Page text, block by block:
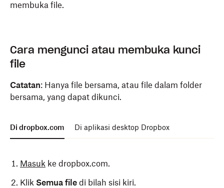
membuka file.
Cara mengunci atau membuka kunci
file
Catatan: Hanya file bersama, atau file dalam folder
bersama, yang dapat dikunci.
Di dropbox.com Di aplikasi desktop Dropbox
Masuk ke dropbox.com.
Klik Semua file di bilah sisi kiri.